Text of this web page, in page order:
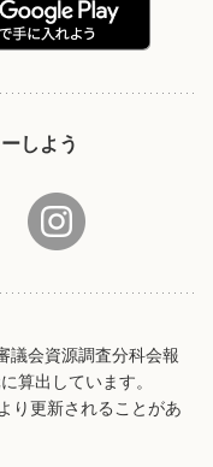
しよう
議会資源調査分科会報
算出しています。
り更新されることがあ